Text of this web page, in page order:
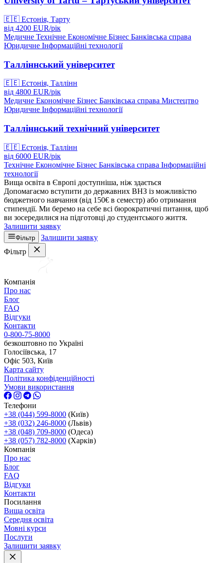
🇪🇪 Естонія, Тарту
від 4200 EUR/рік
Медичне Технічне Економічне Бізнес Банківська справа
Юридичне Інформаційні технології
Талліннський університет
🇪🇪 Естонія, Таллінн
від 4800 EUR/рік
Медичне Економічне Бізнес Банківська справа Мистецтво
Юридичне Інформаційні технології
Талліннський технічний університет
🇪🇪 Естонія, Таллінн
від 6000 EUR/рік
Технічне Економічне Бізнес Банківська справа Інформаційні
технології
Вища освіта в Європі доступніша, ніж здається
Допомагаємо вступити до державних ВНЗ із можливістю
бюджетного навчання (від 150€ в семестр) або отримання
стипендії. Ми беремо на себе всі бюрократичні питання, щоб
ви зосередилися на підготовці до студентського життя.
Залишити заявку
Фільтр
Залишити заявку
Фільтр
Компанія
Про нас
Блог
FAQ
Відгуки
Контакти
0-800-75-8000
безкоштовно по Україні
Голосіївська, 17
Офіс 503, Київ
Карта сайту
Політика конфіденційності
Умови використання
Телефони
+38 (044) 599-8000 (Київ)
+38 (032) 246-8000 (Львів)
+38 (048) 709-8000 (Одеса)
+38 (057) 782-8000 (Харків)
Компанія
Про нас
Блог
FAQ
Відгуки
Контакти
Посилання
Вища освіта
Середня освіта
Мовні курси
Послуги
Залишити заявку